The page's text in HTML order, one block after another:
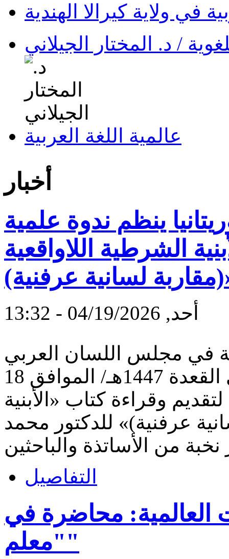
في ولاية كيرالا الهندية
/ د. المختار الجيلاني
عالمية اللغة العربية
أخبار
ينظم ندوة علمية
الشرطية اللاواقعية
أحد, 04/19/2026 - 13:32
في مجلس اللسان العربي
بموريتانيا، صباح السبت غرة ذي القعدة 1447هـ/ الموافق 18
لتقديم وقراءة كتاب «الأبنية
عرفنية)» للدكتور محمد
التفاصيل
العالمية: محاضرة في
"معلم"